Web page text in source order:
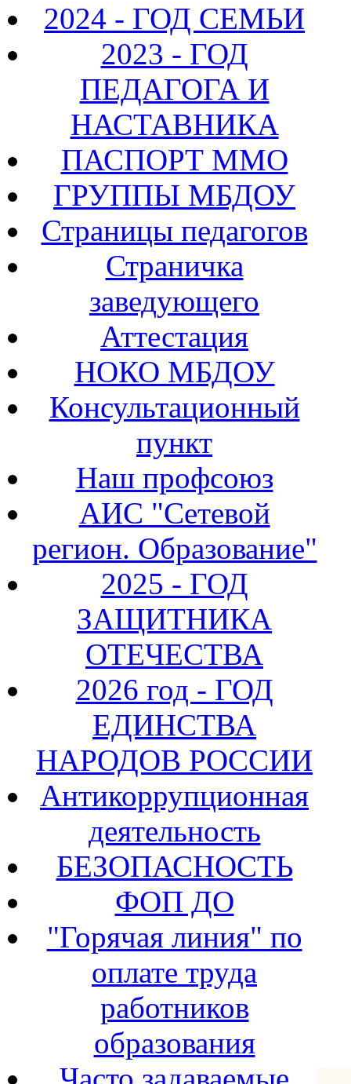
2024 - ГОД СЕМЬИ
2023 - ГОД
ПЕДАГОГА И
НАСТАВНИКА
ПАСПОРТ ММО
ГРУППЫ МБДОУ
Страницы педагогов
Страничка
заведующего
Аттестация
НОКО МБДОУ
Консультационный
пункт
Наш профсоюз
АИС "Сетевой
регион. Образование"
2025 - ГОД
ЗАЩИТНИКА
ОТЕЧЕСТВА
2026 год - ГОД
ЕДИНСТВА
НАРОДОВ РОССИИ
Антикоррупционная
деятельность
БЕЗОПАСНОСТЬ
ФОП ДО
"Горячая линия" по
оплате труда
работников
образования